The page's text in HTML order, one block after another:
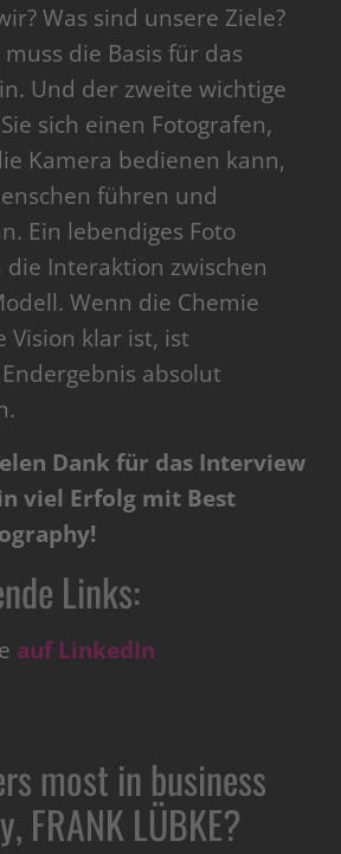
Was sind unsere Ziele?
die Basis für das
Und der zweite wichtige
sich einen Fotografen,
Kamera bedienen kann,
führen und
Ein lebendiges Foto
Interaktion zwischen
Wenn die Chemie
klar ist, ist
absolut
Dank für das Interview
viel Erfolg mit Best
Links:
auf LinkedIn
most in business
FRANK LÜBKE?